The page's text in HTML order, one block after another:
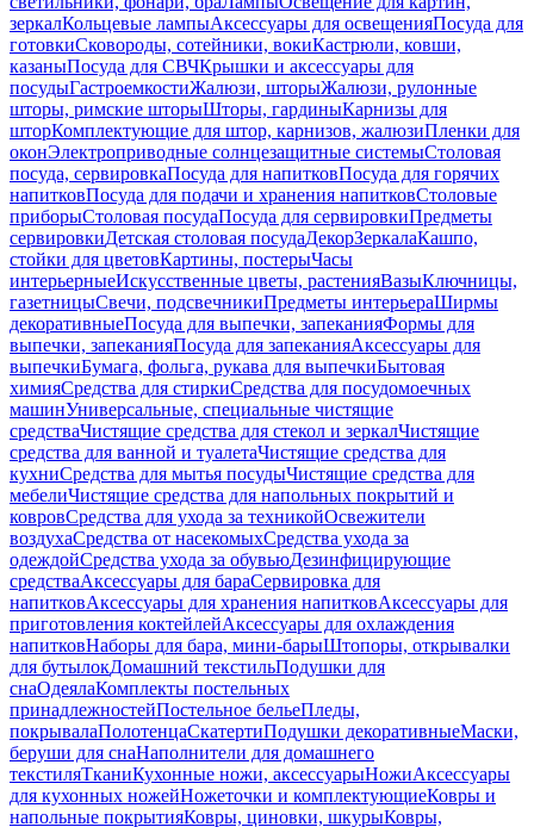
зеркалКольцевые лампыАксессуары для освещенияПосуда для
готовкиСковороды, сотейники, вокиКастрюли, ковши,
казаныПосуда для СВЧКрышки и аксессуары для
посудыГастроемкостиЖалюзи, шторыЖалюзи, рулонные
шторы, римские шторыШторы, гардиныКарнизы для
шторКомплектующие для штор, карнизов, жалюзиПленки для
оконЭлектроприводные солнцезащитные системыСтоловая
посуда, сервировкаПосуда для напитковПосуда для горячих
напитковПосуда для подачи и хранения напитковСтоловые
приборыСтоловая посудаПосуда для сервировкиПредметы
сервировкиДетская столовая посудаДекорЗеркалаКашпо,
стойки для цветовКартины, постерыЧасы
интерьерныеИскусственные цветы, растенияВазыКлючницы,
газетницыСвечи, подсвечникиПредметы интерьераШирмы
декоративныеПосуда для выпечки, запеканияФормы для
выпечки, запеканияПосуда для запеканияАксессуары для
выпечкиБумага, фольга, рукава для выпечкиБытовая
химияСредства для стиркиСредства для посудомоечных
машинУниверсальные, специальные чистящие
средстваЧистящие средства для стекол и зеркалЧистящие
средства для ванной и туалетаЧистящие средства для
кухниСредства для мытья посудыЧистящие средства для
мебелиЧистящие средства для напольных покрытий и
ковровСредства для ухода за техникойОсвежители
воздухаСредства от насекомыхСредства ухода за
одеждойСредства ухода за обувьюДезинфицирующие
средстваАксессуары для бараСервировка для
напитковАксессуары для хранения напитковАксессуары для
приготовления коктейлейАксессуары для охлаждения
напитковНаборы для бара, мини-барыШтопоры, открывалки
для бутылокДомашний текстильПодушки для
снаОдеялаКомплекты постельных
принадлежностейПостельное бельеПледы,
покрывалаПолотенцаСкатертиПодушки декоративныеМаски,
беруши для снаНаполнители для домашнего
текстиляТканиКухонные ножи, аксессуарыНожиАксессуары
для кухонных ножейНожеточки и комплектующиеКовры и
напольные покрытияКовры, циновки, шкурыКовры,